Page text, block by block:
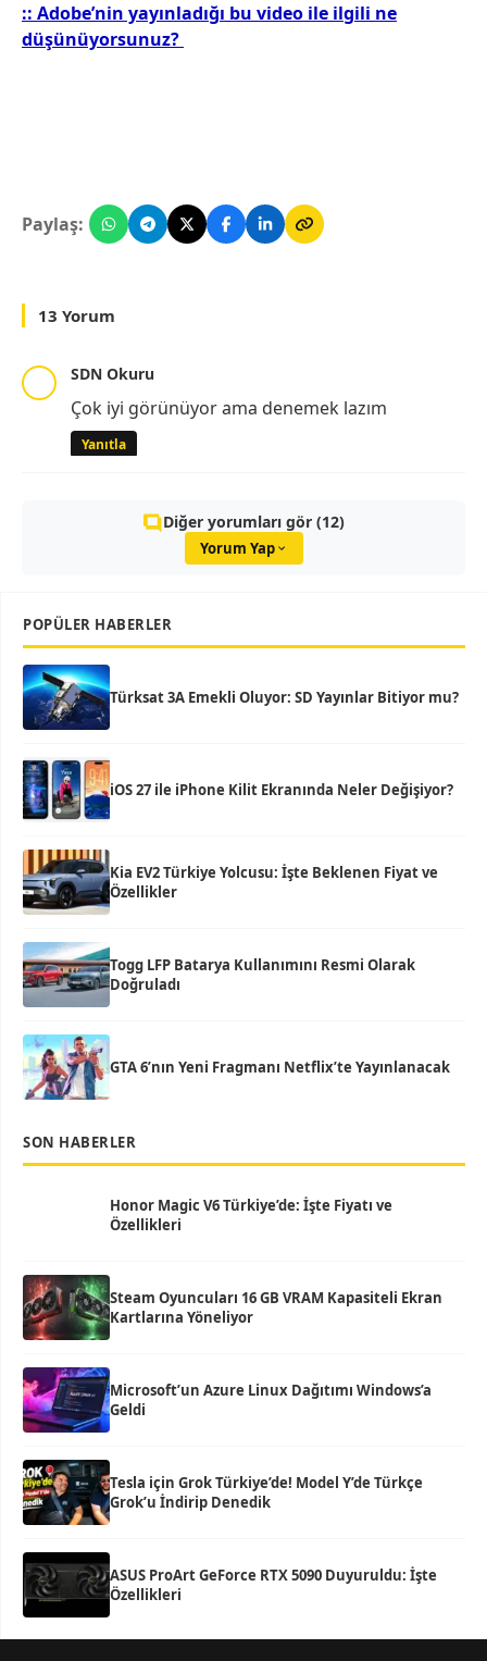
:: Adobe’nin yayınladığı bu video ile ilgili ne
düşünüyorsunuz?
Paylaş:
13 Yorum
SDN Okuru
Çok iyi görünüyor ama denemek lazım
Yanıtla
Diğer yorumları gör (12)
Yorum Yap
POPÜLER HABERLER
Türksat 3A Emekli Oluyor: SD Yayınlar Bitiyor mu?
iOS 27 ile iPhone Kilit Ekranında Neler Değişiyor?
Kia EV2 Türkiye Yolcusu: İşte Beklenen Fiyat ve
Özellikler
Togg LFP Batarya Kullanımını Resmi Olarak
Doğruladı
GTA 6’nın Yeni Fragmanı Netflix’te Yayınlanacak
SON HABERLER
Honor Magic V6 Türkiye’de: İşte Fiyatı ve
Özellikleri
Steam Oyuncuları 16 GB VRAM Kapasiteli Ekran
Kartlarına Yöneliyor
Microsoft’un Azure Linux Dağıtımı Windows’a
Geldi
Tesla için Grok Türkiye’de! Model Y’de Türkçe
Grok’u İndirip Denedik
ASUS ProArt GeForce RTX 5090 Duyuruldu: İşte
Özellikleri